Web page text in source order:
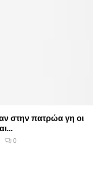
στην πατρώα γη οι
0